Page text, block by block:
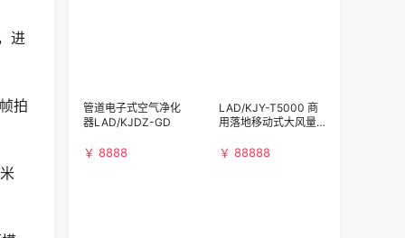
进
拍
管道电子式空气净化
器LAD/KJDZ-GD
￥ 8888
LAD/KJY-T5000 商
用落地移动式大风量
￥ 88888